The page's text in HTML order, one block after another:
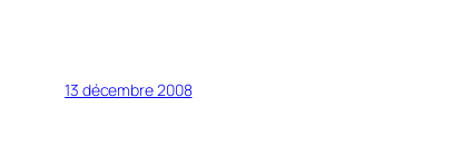
13 décembre 2008